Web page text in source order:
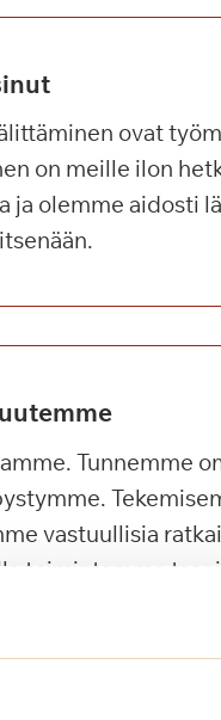
ovat
on meille ilon
ja olemme aidosti
Tunnemme
vastuullisia
toimintamme
teemme työtä